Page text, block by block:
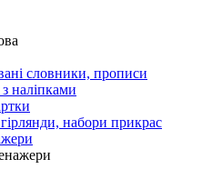
словники, прописи
наліпками
набори прикрас